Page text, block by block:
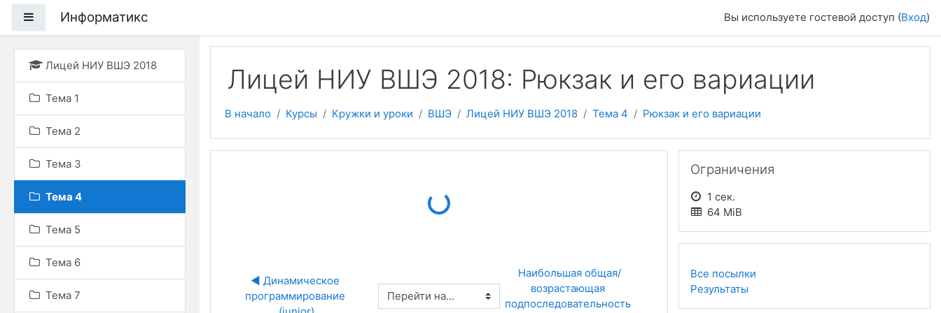
Боковая панель
Информатикс Вы используете гостевой доступ (Вход)
Лицей НИУ ВШЭ 2018
Тема 1
Тема 2
Тема 3
Тема 4
Тема 5
Тема 6
Тема 7
Лицей НИУ ВШЭ 2018: Рюкзак и его вариации
В начало Курсы Кружки и уроки ВШЭ Лицей НИУ ВШЭ 2018 Тема 4 Рюкзак и его вариации
Loading...
◀︎ Динамическое
программирование Перейти на...
Наибольшая общая/
возрастающая
подпоследовательность
Ограничения
1 сек.
64 MiB
Все посылки
Результаты